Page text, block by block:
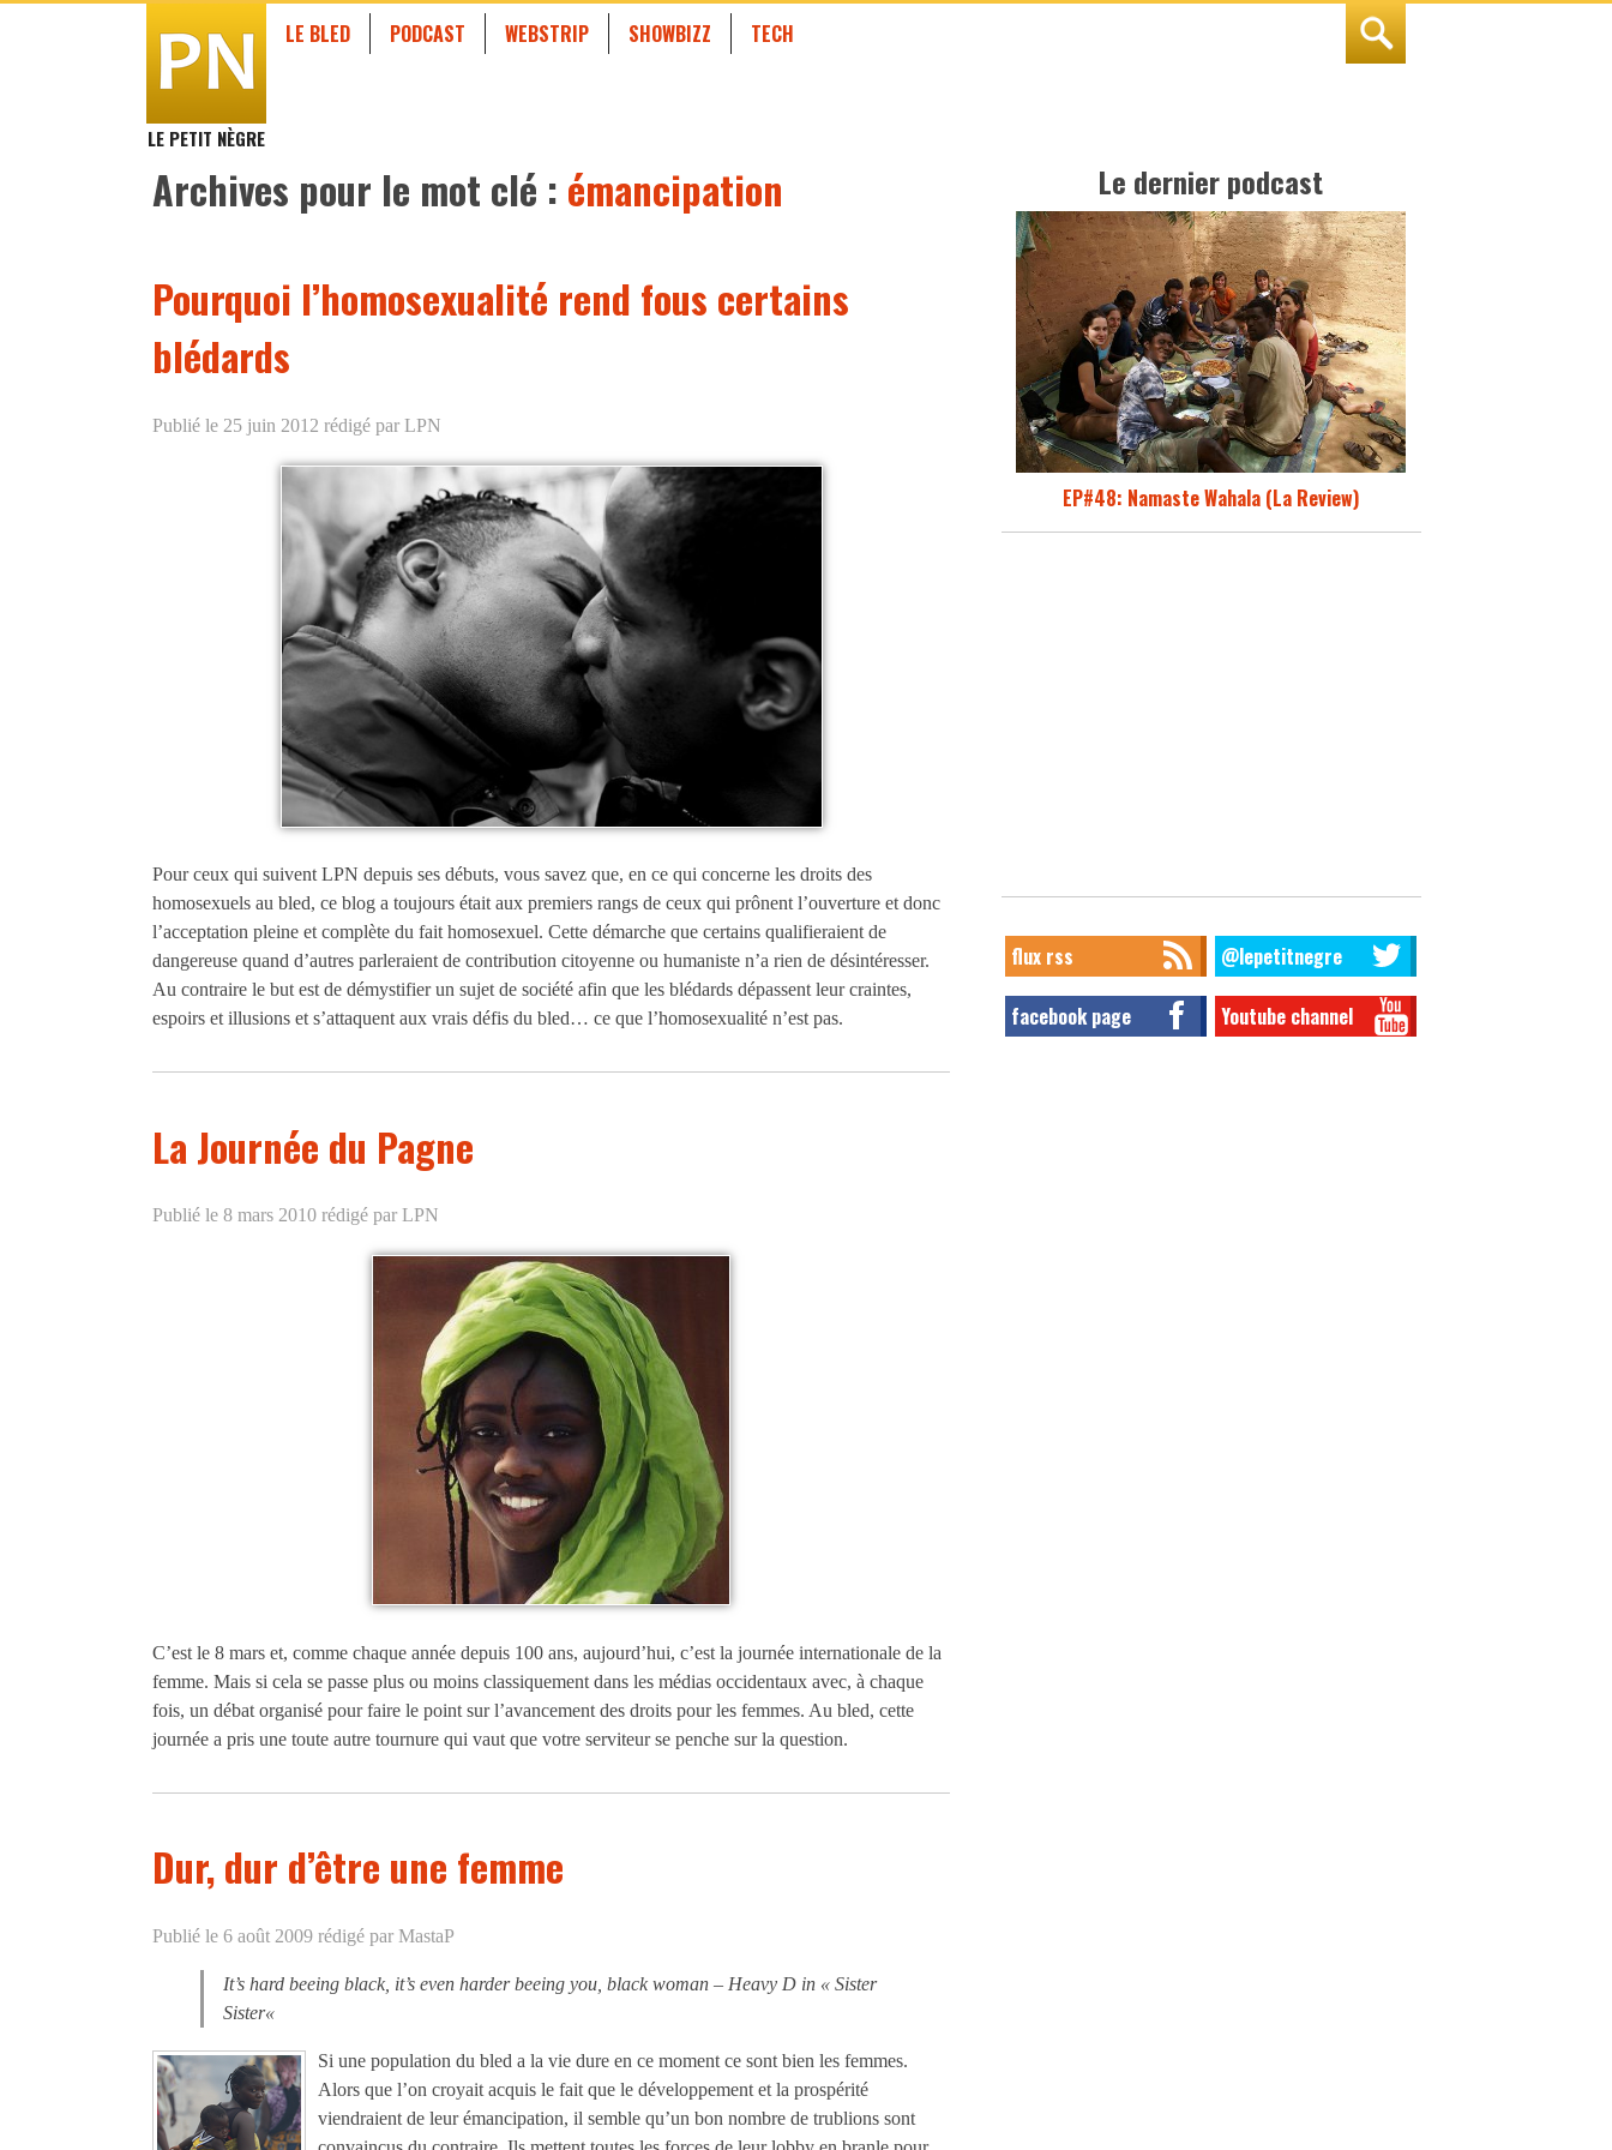
LE PETIT NÈGRE
LE BLED PODCAST WEBSTRIP SHOWBIZZ TECH
Archives pour le mot clé : émancipation
Pourquoi l’homosexualité rend fous certains
blédards
Publié le 25 juin 2012 rédigé par LPN
Pour ceux qui suivent LPN depuis ses débuts, vous savez que, en ce qui concerne les droits des
homosexuels au bled, ce blog a toujours était aux premiers rangs de ceux qui prônent l’ouverture et donc
l’acceptation pleine et complète du fait homosexuel. Cette démarche que certains qualifieraient de
dangereuse quand d’autres parleraient de contribution citoyenne ou humaniste n’a rien de désintéresser.
Au contraire le but est de démystifier un sujet de société afin que les blédards dépassent leur craintes,
espoirs et illusions et s’attaquent aux vrais défis du bled… ce que l’homosexualité n’est pas.
La Journée du Pagne
Publié le 8 mars 2010 rédigé par LPN
C’est le 8 mars et, comme chaque année depuis 100 ans, aujourd’hui, c’est la journée internationale de la
femme. Mais si cela se passe plus ou moins classiquement dans les médias occidentaux avec, à chaque
fois, un débat organisé pour faire le point sur l’avancement des droits pour les femmes. Au bled, cette
journée a pris une toute autre tournure qui vaut que votre serviteur se penche sur la question.
Dur, dur d’être une femme
Publié le 6 août 2009 rédigé par MastaP
It’s hard beeing black, it’s even harder beeing you, black woman – Heavy D in « Sister
Sister«
Si une population du bled a la vie dure en ce moment ce sont bien les femmes.
Alors que l’on croyait acquis le fait que le développement et la prospérité
viendraient de leur émancipation, il semble qu’un bon nombre de trublions sont
Le dernier podcast
EP#48: Namaste Wahala (La Review)
flux rss @lepetitnegre
facebook page Youtube channel